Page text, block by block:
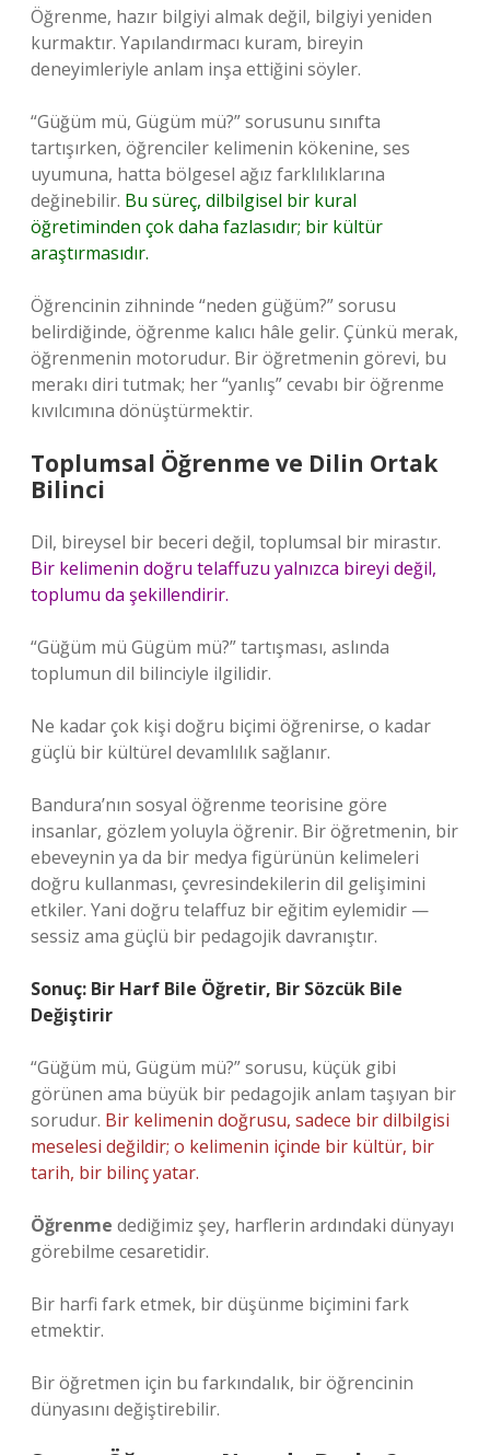
Öğrenme, hazır bilgiyi almak değil, bilgiyi yeniden
kurmaktır. Yapılandırmacı kuram, bireyin
deneyimleriyle anlam inşa ettiğini söyler.
“Güğüm mü, Gügüm mü?” sorusunu sınıfta
tartışırken, öğrenciler kelimenin kökenine, ses
uyumuna, hatta bölgesel ağız farklılıklarına
değinebilir. Bu süreç, dilbilgisel bir kural
öğretiminden çok daha fazlasıdır; bir kültür
araştırmasıdır.
Öğrencinin zihninde “neden güğüm?” sorusu
belirdiğinde, öğrenme kalıcı hâle gelir. Çünkü merak,
öğrenmenin motorudur. Bir öğretmenin görevi, bu
merakı diri tutmak; her “yanlış” cevabı bir öğrenme
kıvılcımına dönüştürmektir.
Toplumsal Öğrenme ve Dilin Ortak
Bilinci
Dil, bireysel bir beceri değil, toplumsal bir mirastır.
Bir kelimenin doğru telaffuzu yalnızca bireyi değil,
toplumu da şekillendirir.
“Güğüm mü Gügüm mü?” tartışması, aslında
toplumun dil bilinciyle ilgilidir.
Ne kadar çok kişi doğru biçimi öğrenirse, o kadar
güçlü bir kültürel devamlılık sağlanır.
Bandura’nın sosyal öğrenme teorisine göre
insanlar, gözlem yoluyla öğrenir. Bir öğretmenin, bir
ebeveynin ya da bir medya figürünün kelimeleri
doğru kullanması, çevresindekilerin dil gelişimini
etkiler. Yani doğru telaffuz bir eğitim eylemidir —
sessiz ama güçlü bir pedagojik davranıştır.
Sonuç: Bir Harf Bile Öğretir, Bir Sözcük Bile
Değiştirir
“Güğüm mü, Gügüm mü?” sorusu, küçük gibi
görünen ama büyük bir pedagojik anlam taşıyan bir
sorudur. Bir kelimenin doğrusu, sadece bir dilbilgisi
meselesi değildir; o kelimenin içinde bir kültür, bir
tarih, bir bilinç yatar.
Öğrenme dediğimiz şey, harflerin ardındaki dünyayı
görebilme cesaretidir.
Bir harfi fark etmek, bir düşünme biçimini fark
etmektir.
Bir öğretmen için bu farkındalık, bir öğrencinin
dünyasını değiştirebilir.